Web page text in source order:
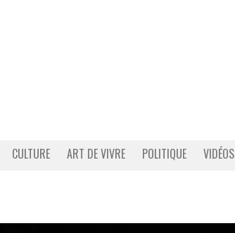
CULTURE ART DE VIVRE POLITIQUE VIDÉOS